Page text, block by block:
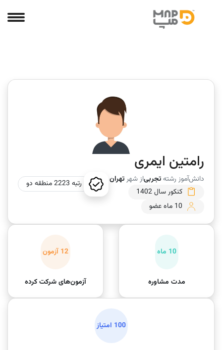
رامتین ایمری
دانش‌آموز رشتهتجربیاز شهرتهران
کنکور سال 1402
10 ماه عضو
رتبه 2223 منطقه دو
10 ماه
مدت مشاوره
12 آزمون
آزمون‌های شرکت کرده
100 امتیاز